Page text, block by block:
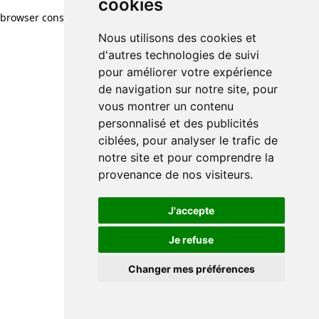
cookies
Nous utilisons des cookies et
d'autres technologies de suivi
pour améliorer votre expérience
de navigation sur notre site, pour
vous montrer un contenu
personnalisé et des publicités
ciblées, pour analyser le trafic de
notre site et pour comprendre la
provenance de nos visiteurs.
J'accepte
Je refuse
Changer mes préférences
browser console for more information)